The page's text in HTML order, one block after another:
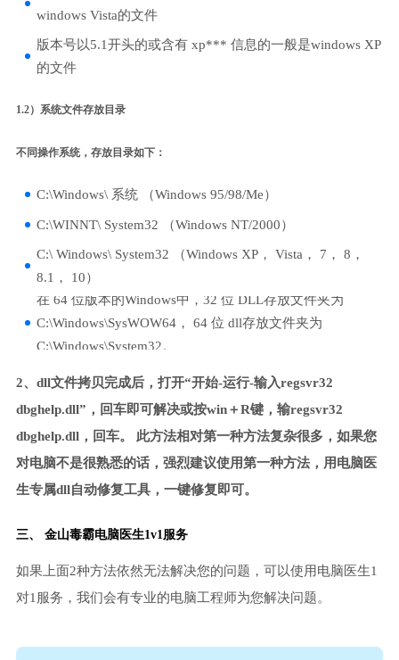
windows Vista的文件
版本号以5.1开头的或含有 xp*** 信息的一般是windows XP
的文件
1.2）系统文件存放目录
不同操作系统，存放目录如下：
C:\Windows\ 系统 （Windows 95/98/Me）
C:\WINNT\ System32 （Windows NT/2000）
C:\ Windows\ System32 （Windows XP， Vista， 7， 8，
8.1， 10）
在 64 位版本的Windows中，32 位 DLL存放文件夹为
C:\Windows\SysWOW64， 64 位 dll存放文件夹为
C:\Windows\System32。
2、dll文件拷贝完成后，打开“开始-运行-输入regsvr32
dbghelp.dll”，回车即可解决或按win＋R键，输regsvr32
dbghelp.dll，回车。 此方法相对第一种方法复杂很多，如果您
对电脑不是很熟悉的话，强烈建议使用第一种方法，用电脑医
生专属dll自动修复工具，一键修复即可。
三、 金山毒霸电脑医生1v1服务
如果上面2种方法依然无法解决您的问题，可以使用电脑医生1
对1服务，我们会有专业的电脑工程师为您解决问题。